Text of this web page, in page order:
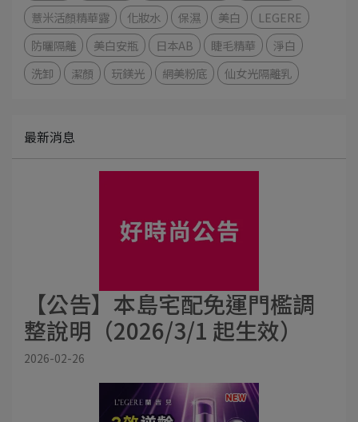
薏米活顏精華露
化妝水 保濕 美白
LEGERE
防曬隔離
美白安瓶 日本AB 睫毛精華
淨白
洗卸
潔顏 玩鎂光 網美粉底 仙女光隔離乳
最新消息
【公告】本島宅配免運門檻調
整說明（2026/3/1 起生效）
2026-02-26